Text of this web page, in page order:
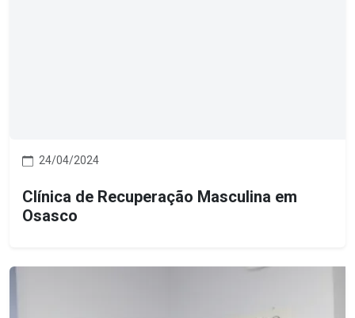
24/04/2024
Clínica de Recuperação Masculina em
Osasco